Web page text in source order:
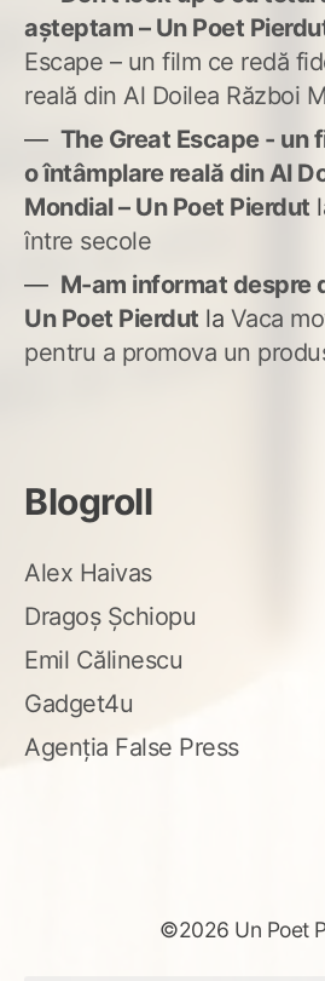
așteptam – Un Poet
Escape – un film ce redă
reală din Al Doilea Război
The Great Escape - un
o întâmplare reală din Al
Mondial – Un Poet Pierdut
între secole
M-am informat despre
Un Poet Pierdut la Vaca
pentru a promova un
Blogroll
Alex Haivas
Dragoș Șchiopu
Emil Călinescu
Gadget4u
Agenția False Press
©2026 Un Poet